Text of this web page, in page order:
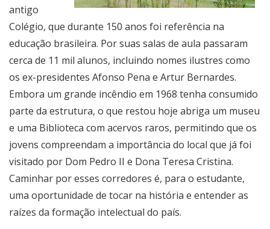
antigo
Colégio, que durante 150 anos foi referência na
educação brasileira. Por suas salas de aula passaram
cerca de 11 mil alunos, incluindo nomes ilustres como
os ex-presidentes Afonso Pena e Artur Bernardes.
Embora um grande incêndio em 1968 tenha consumido
parte da estrutura, o que restou hoje abriga um museu
e uma Biblioteca com acervos raros, permitindo que os
jovens compreendam a importância do local que já foi
visitado por Dom Pedro II e Dona Teresa Cristina.
Caminhar por esses corredores é, para o estudante,
uma oportunidade de tocar na história e entender as
raízes da formação intelectual do país.